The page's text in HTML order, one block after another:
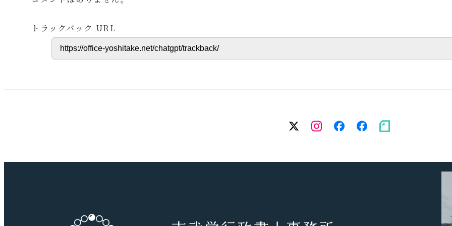
トラックバック URL
twitter
Instagram
facebook（個
人）
facebook（
務
note